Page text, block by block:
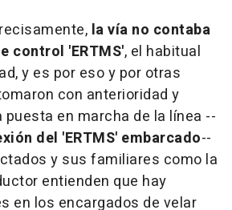
la vía no contaba
control 'ERTMS', el habitual
y es por eso y por otras
con anterioridad y
en marcha de la línea --
del 'ERTMS' embarcado--
y sus familiares como la
entienden que hay
en los encargados de velar